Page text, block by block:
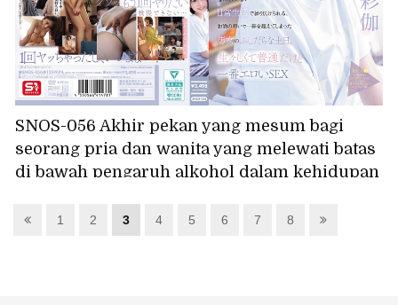
SNOS-056 Akhir pekan yang mesum bagi
seorang pria dan wanita yang melewati batas
di bawah pengaruh alkohol dalam kehidupan
tetapi seks yang paling erotis. Ayaka Kawakita
1 2 3 4 5 6 7 8